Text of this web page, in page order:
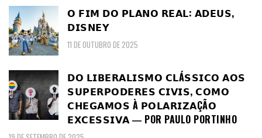
𝗢 𝗙𝗜𝗠 𝗗𝗢 𝗣𝗟𝗔𝗡𝗢 𝗥𝗘𝗔𝗟: 𝗔𝗗𝗘𝗨𝗦,
𝗗𝗜𝗦𝗡𝗘𝗬
11 DE OUTUBRO DE 2025
𝗗𝗢 𝗟𝗜𝗕𝗘𝗥𝗔𝗟𝗜𝗦𝗠𝗢 𝗖𝗟Á𝗦𝗦𝗜𝗖𝗢 𝗔𝗢𝗦
𝗦𝗨𝗣𝗘𝗥𝗣𝗢𝗗𝗘𝗥𝗘𝗦 𝗖𝗜𝗩𝗜𝗦, 𝗖𝗢𝗠𝗢
𝗖𝗛𝗘𝗚𝗔𝗠𝗢𝗦 À 𝗣𝗢𝗟𝗔𝗥𝗜𝗭𝗔ÇÃ𝗢
𝗘𝗫𝗖𝗘𝗦𝗦𝗜𝗩𝗔 ― POR PAULO PORTINHO